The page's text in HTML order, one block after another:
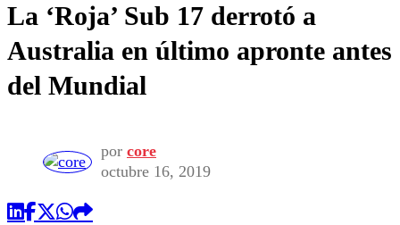
Frecuencias
Agricultura TV
Deportes
Colo Colo
Seleccion Chilena
Entretención
Economía
Publicaciones en medios
Opinión
La ‘Roja’ Sub 17 derrotó a
Australia en último apronte antes
del Mundial
por core
octubre 16, 2019